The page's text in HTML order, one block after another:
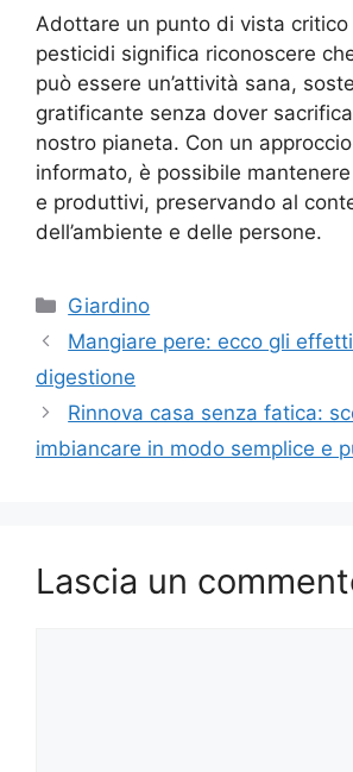
Adottare un punto di vista critico
pesticidi significa riconoscere
può essere un’attività sana,
gratificante senza dover
nostro pianeta. Con un
informato, è possibile
e produttivi, preservando al
dell’ambiente e delle persone.
Categorie
Giardino
Mangiare pere: ecco gli
digestione
Rinnova casa senza fatica:
imbiancare in modo semplice e
Lascia un